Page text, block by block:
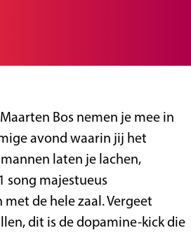
Bos nemen je mee in
avond waarin jij het
laten je lachen,
song majestueus
de hele zaal. Vergeet
dit is de dopamine-kick die